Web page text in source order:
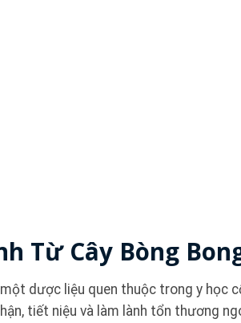
Từ Cây Bòng
dược liệu quen thuộc trong y học
tiết niệu và làm lành tổn thương